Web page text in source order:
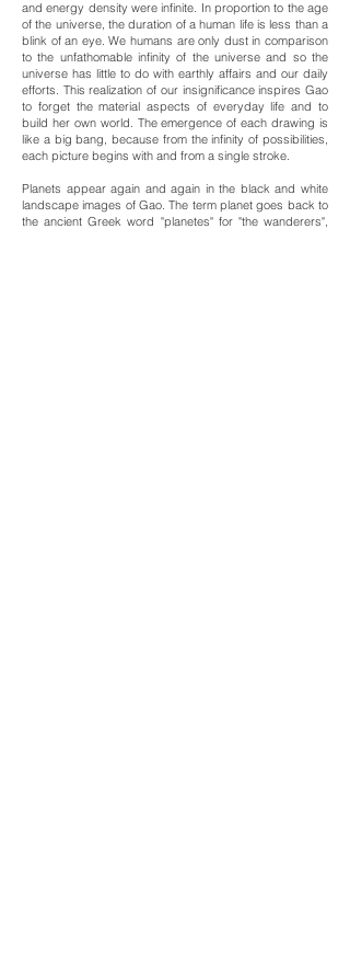
and energy density were infinite. In proportion to the age
of the universe, the duration of a human life is less than a
blink of an eye. We humans are only dust in comparison
to the unfathomable infinity of the universe and so the
universe has little to do with earthly affairs and our daily
efforts. This realization of our insignificance inspires Gao
to forget the material aspects of everyday life and to
build her own world. The emergence of each drawing is
like a big bang, because from the infinity of possibilities,
each picture begins with and from a single stroke.
Planets appear again and again in the black and white
landscape images of Gao. The term planet goes back to
the ancient Greek word "planetes" for "the wanderers",